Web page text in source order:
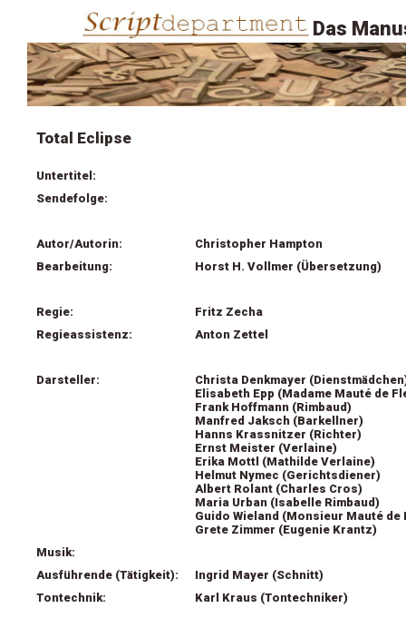
Das
Total Eclipse
Untertitel:
Sendefolge:
Autor/Autorin:
Christopher Hampton
Bearbeitung:
Horst H. Vollmer (Übersetzung)
Regie:
Fritz Zecha
Regieassistenz:
Anton Zettel
Darsteller:
Christa Denkmayer
Elisabeth Epp (Madame Mauté de
Frank Hoffmann (Rimbaud)
Manfred Jaksch (Barkellner)
Hanns Krassnitzer (Richter)
Ernst Meister (Verlaine)
Erika Mottl (Mathilde Verlaine)
Helmut Nymec (Gerichtsdiener)
Albert Rolant (Charles Cros)
Maria Urban (Isabelle Rimbaud)
Guido Wieland (Monsieur Mauté de
Grete Zimmer (Eugenie Krantz)
Musik:
Ausführende (Tätigkeit):
Ingrid Mayer (Schnitt)
Tontechnik:
Karl Kraus (Tontechniker)